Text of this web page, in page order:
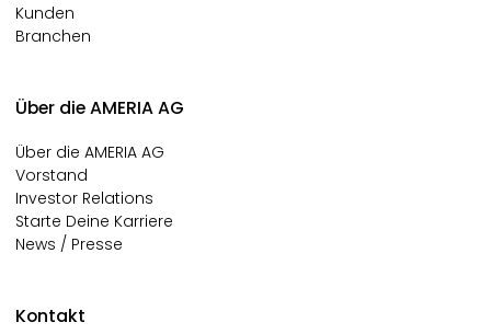
Kunden
Branchen
Über die AMERIA AG
Über die AMERIA AG
Vorstand
Investor Relations
Starte Deine Karriere
News / Presse
Kontakt